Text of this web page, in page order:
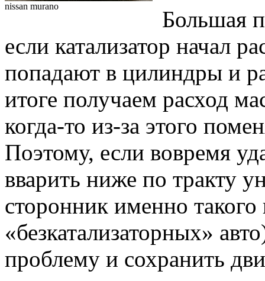
nissan murano
Большая
если катализатор начал
попадают в цилиндры и
итоге получаем расход
когда-то из-за этого
Поэтому, если вовремя
вварить ниже по тракту
сторонник именно
«безкатализаторных»
проблему и сохранить